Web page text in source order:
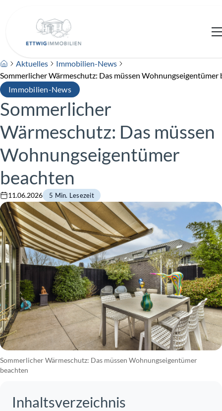
Aktuelles
Immobilien-News
Sommerlicher Wärmeschutz: Das müssen Wohnungseigentümer
Immobilien-News
Sommerlicher
Wärmeschutz: Das müssen
Wohnungseigentümer
beachten
11.06.2026 5 Min. Lesezeit
Sommerlicher Wärmeschutz: Das müssen Wohnungseigentümer
beachten
Inhaltsverzeichnis